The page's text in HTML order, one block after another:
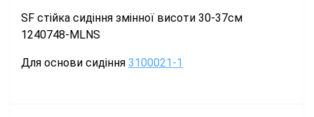
SF стійка сидіння змінної висоти 30-37см
1240748-MLNS
Для основи сидіння 3100021-1